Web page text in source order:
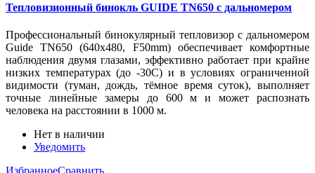
Тепловизионный бинокль GUIDE TN650 с дальномером
Профессиональный бинокулярный тепловизор с дальномером
Guide TN650 (640x480, F50mm) обеспечивает комфортные
наблюдения двумя глазами, эффективно работает при крайне
низких температурах (до -30C) и в условиях ограниченной
видимости (туман, дождь, тёмное время суток), выполняет
точные линейные замеры до 600 м и может распознать
человека на расстоянии в 1000 м.
Нет в наличии
Уведомить